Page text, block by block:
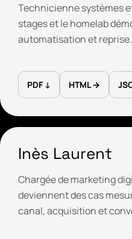
Technicienne systèmes
stages et le homelab
automatisation et reprise.
PDF ↓ HTML →
Inès Laurent
Chargée de marketing
deviennent des cas
canal, acquisition et